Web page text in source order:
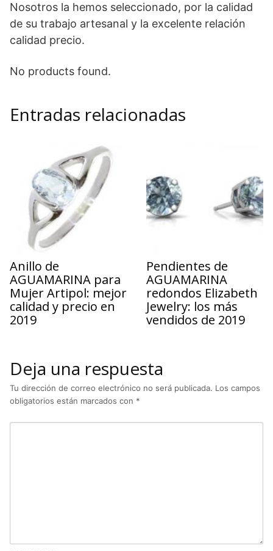
Nosotros la hemos seleccionado, por la calidad
de su trabajo artesanal y la excelente relación
calidad precio.
No products found.
Entradas relacionadas
Anillo de
AGUAMARINA para
Mujer Artipol: mejor
calidad y precio en
2019
Pendientes de
AGUAMARINA
redondos Elizabeth
Jewelry: los más
vendidos de 2019
Deja una respuesta
Tu dirección de correo electrónico no será publicada. Los campos
obligatorios están marcados con *